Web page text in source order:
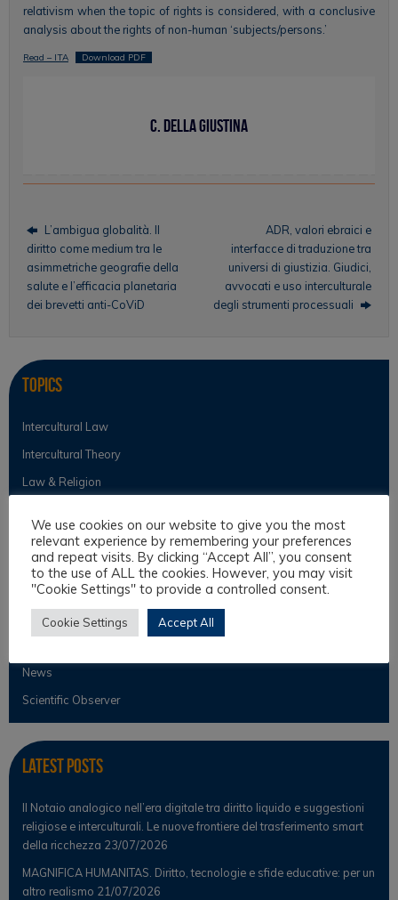
relativism when the topic of rights is considered, with a conclusive
analysis about the rights of non-human ‘subjects/persons.’
Read – ITA Download PDF
C. Della Giustina
L’ambigua globalità. Il
diritto come medium tra le
asimmetriche geografie della
salute e l’efficacia planetaria
dei brevetti anti-CoViD
ADR, valori ebraici e
interfacce di traduzione tra
universi di giustizia. Giudici,
avvocati e uso interculturale
degli strumenti processuali
Topics
Intercultural Law
Intercultural Theory
Law & Religion
Legal Theory
Philosophical Cultures and Philosophy of Law
Observer
News
Scientific Observer
Latest Posts
Il Notaio analogico nell’era digitale tra diritto liquido e suggestioni
religiose e interculturali. Le nuove frontiere del trasferimento smart
della ricchezza 23/07/2026
MAGNIFICA HUMANITAS. Diritto, tecnologie e sfide educative: per un
altro realismo 21/07/2026
We use cookies on our website to give you the most
relevant experience by remembering your preferences
and repeat visits. By clicking “Accept All”, you consent
to the use of ALL the cookies. However, you may visit
"Cookie Settings" to provide a controlled consent.
Cookie Settings Accept All